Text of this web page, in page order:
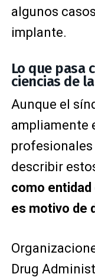
algunos
implante.
Lo que pasa
ciencias de
Aunque el
ampliamente
describir
como entidad
es motivo de
Drug